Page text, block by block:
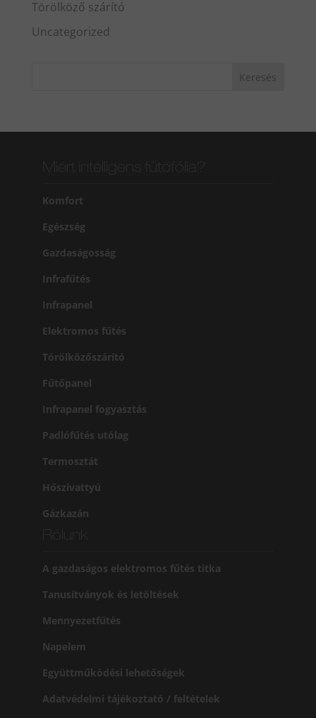
Törölköző szárító
Uncategorized
Komfort
Egészség
Gazdaságosság
Infrafűtés
Infrapanel
Elektromos fűtés
Törölközőszárító
Fűtőpanel
Infrapanel fogyasztás
Padlófűtés utólag
Termosztát
Hőszivattyú
Gázkazán
A gazdaságos elektromos fűtés titka
Tanusítványok és letöltések
Mennyezetfűtés
Napelem
Együttműködési lehetőségek
Adatvédelmi tájékoztató / feltételek